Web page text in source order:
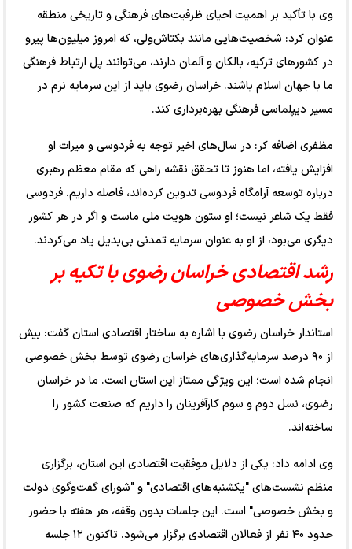
وی با تأکید بر اهمیت احیای ظرفیت‌های فرهنگی و تاریخی منطقه
عنوان کرد: شخصیت‌هایی مانند بکتاش‌ولی، که امروز میلیون‌ها پیرو
در کشورهای ترکیه، بالکان و آلمان دارند، می‌توانند پل ارتباط فرهنگی
ما با جهان اسلام باشند. خراسان رضوی باید از این سرمایه نرم در
مسیر دیپلماسی فرهنگی بهره‌برداری کند.
مظفری اضافه کر: در سال‌های اخیر توجه به فردوسی و میراث او
افزایش یافته، اما هنوز تا تحقق نقشه راهی که مقام معظم رهبری
درباره توسعه آرامگاه فردوسی تدوین کرده‌اند، فاصله داریم. فردوسی
فقط یک شاعر نیست؛ او ستون هویت ملی ماست و اگر در هر کشور
دیگری می‌بود، از او به عنوان سرمایه تمدنی بی‌بدیل یاد می‌کردند.
رشد اقتصادی خراسان رضوی با تکیه بر
بخش خصوصی
استاندار خراسان رضوی با اشاره به ساختار اقتصادی استان گفت: بیش
از ۹۰ درصد سرمایه‌گذاری‌های خراسان رضوی توسط بخش خصوصی
انجام شده است؛ این ویژگی ممتاز این استان است. ما در خراسان
رضوی، نسل دوم و سوم کارآفرینان را داریم که صنعت کشور را
ساخته‌اند.
وی ادامه داد: یکی از دلایل موفقیت اقتصادی این استان، برگزاری
منظم نشست‌های "یکشنبه‌های اقتصادی" و "شورای گفت‌وگوی دولت
و بخش خصوصی" است. این جلسات بدون وقفه، هر هفته با حضور
حدود ۴۰ نفر از فعالان اقتصادی برگزار می‌شود. تاکنون ۱۲ جلسه